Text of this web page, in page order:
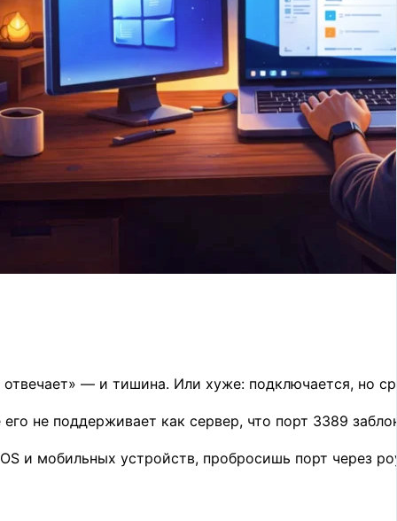
— и тишина. Или хуже: подключается,
его не поддерживает как сервер, что порт 3389
и мобильных устройств, пробросишь порт через